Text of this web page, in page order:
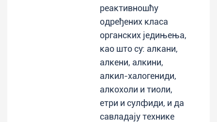
реактивношћу
одређених класа
органских једињења,
као што су: алкани,
алкени, алкини,
алкил-халогениди,
алкохоли и тиоли,
етри и сулфиди, и да
савладају технике